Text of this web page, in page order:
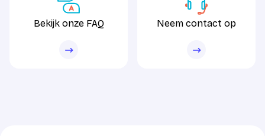
Bekijk onze FAQ Neem contact op